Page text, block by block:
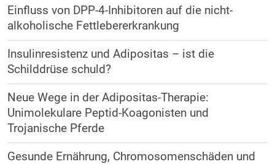
Einfluss von DPP-4-Inhibitoren auf die nicht-
alkoholische Fettlebererkrankung
Insulinresistenz und Adipositas – ist die
Schilddrüse schuld?
Neue Wege in der Adipositas-Therapie:
Unimolekulare Peptid-Koagonisten und
Trojanische Pferde
Gesunde Ernährung, ­Chromosomenschäden und